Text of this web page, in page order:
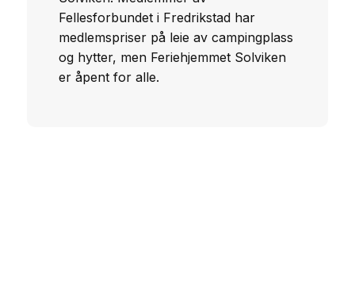
Fellesforbundet i Fredrikstad har
medlemspriser på leie av campingplass
og hytter, men Feriehjemmet Solviken
er åpent for alle.